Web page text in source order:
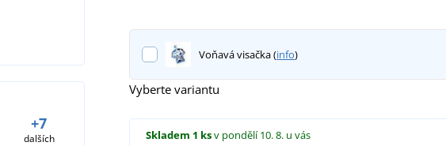
+7
dalších
Voňavá visačka (info)
Vyberte variantu
Skladem 1 ksv pondělí 10. 8. u vás